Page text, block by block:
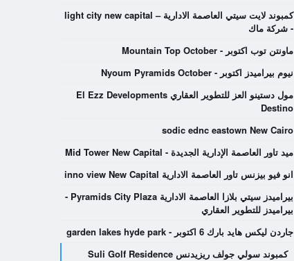
كمبوند لايت سيتي العاصمة الادارية – light city new capital
- شركة ماك
ماونتن توب اكتوبر - Mountain Top October
نيوم بيراميدز اكتوبر - Nyoum Pyramids October
مول دستينو العز للتطوير العقاري El Ezz Developments
Destino
sodic ednc eastown New Cairo
ميد تاور العاصمة الإدارية الجديدة - Mid Tower New Capital
انو فيو بيزنس تاور العاصمة الادارية inno view New Capital
بيراميدز سيتي بلازا العاصمة الادارية Pyramids City Plaza -
بيراميدز للتطوير العقاري
جاردن ليكس هايد بارك 6 اكتوبر - garden lakes hyde park
كمبوند سولي جولف ريزيدنس Suli Golf Residence